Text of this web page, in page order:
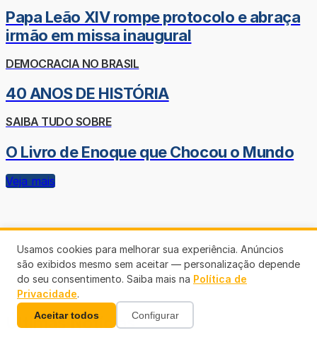
Papa Leão XIV rompe protocolo e abraça
irmão em missa inaugural
DEMOCRACIA NO BRASIL
40 ANOS DE HISTÓRIA
SAIBA TUDO SOBRE
O Livro de Enoque que Chocou o Mundo
Veja mais
Últimas Notícias
Usamos cookies para melhorar sua experiência. Anúncios
são exibidos mesmo sem aceitar — personalização depende
do seu consentimento. Saiba mais na Política de
Privacidade.
Aceitar todos Configurar